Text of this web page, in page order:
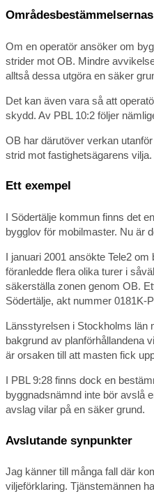
Om en operatör ansöker om
strider mot OB. Mindre
alltså dessa utgöra en säker
Det kan även vara så att
skydd. Av PBL 10:2 följer
OB har därutöver verkan
strid mot fastighetsägarens
Ett exempel
I Södertälje kommun finns det
bygglov för mobilmaster. Nu är
I januari 2001 ansökte Tele2
föranledde flera olika turer i
säkerställa zonen genom OB.
Södertälje, akt nummer 0181K-
Länsstyrelsen i Stockholms län
bakgrund av planförhållandena
är orsaken till att masten fick
I PBL 9:28 finns dock en
byggnadsnämnd inte bör avslå
avslag vilar på en säker grund.
Avslutande synpunkter
Jag känner till många fall där
viljeförklaring. Tjänstemännen